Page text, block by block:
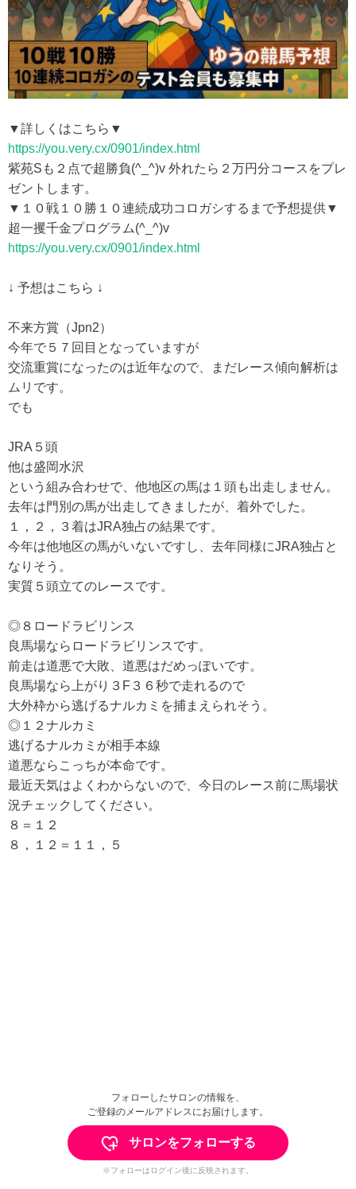
▼詳しくはこちら▼
https://you.very.cx/0901/index.html
紫苑Sも２点で超勝負(^_^)v 外れたら２万円分コースをプレ
ゼントします。
▼１０戦１０勝１０連続成功コロガシするまで予想提供▼
超一攫千金プログラム(^_^)v
https://you.very.cx/0901/index.html
↓ 予想はこちら ↓
不来方賞（Jpn2）
今年で５７回目となっていますが
交流重賞になったのは近年なので、まだレース傾向解析は
ムリです。
でも
JRA５頭
他は盛岡水沢
という組み合わせで、他地区の馬は１頭も出走しません。
去年は門別の馬が出走してきましたが、着外でした。
１，２，３着はJRA独占の結果です。
今年は他地区の馬がいないですし、去年同様にJRA独占と
なりそう。
実質５頭立てのレースです。
◎８ロードラビリンス
良馬場ならロードラビリンスです。
前走は道悪で大敗、道悪はだめっぽいです。
良馬場なら上がり３F３６秒で走れるので
大外枠から逃げるナルカミを捕まえられそう。
◎１２ナルカミ
逃げるナルカミが相手本線
道悪ならこっちが本命です。
最近天気はよくわからないので、今日のレース前に馬場状
況チェックしてください。
８＝１２
８，１２＝１１，５
フォローしたサロンの情報を、
ご登録のメールアドレスにお届けします。
サロンをフォローする
※フォローはログイン後に反映されます。